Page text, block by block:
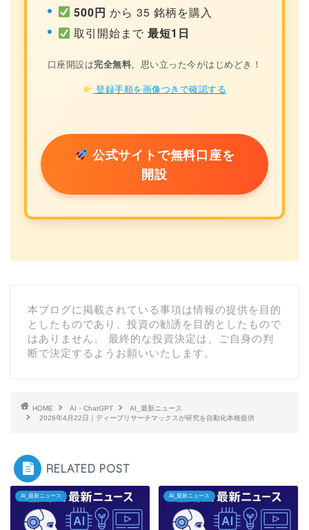
500円 から 35 銘柄を購入
取引開始まで最短1日
口座開設は完全無料。思い立った今がはじめどき！
登録手順を画像つきで確認する
公式サイトで無料口座を
開設
本ブログに掲載されている事項は情報の提供を目的
としたものであり、投資の勧誘を目的としたもので
はありません。 最終的な投資決定は、ご自身の判
断で決定するようお願いいたします。
HOME AI・ChatGPT
AI_最新ニュース
2026年4月22日｜ディープリサーチマックスが研究を自動化本格提供
RELATED POST
AI_最新ニュース AI_最新ニュース